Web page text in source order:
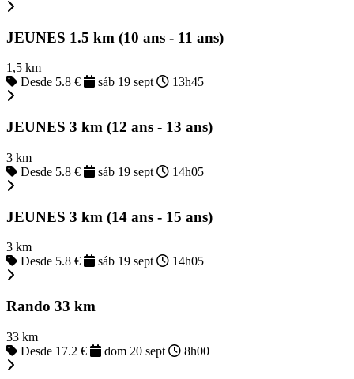
JEUNES 1.5 km (10 ans - 11 ans)
1,5 km
Desde 5.8 €
sáb 19 sept 13h45
JEUNES 3 km (12 ans - 13 ans)
3 km
Desde 5.8 €
sáb 19 sept 14h05
JEUNES 3 km (14 ans - 15 ans)
3 km
Desde 5.8 €
sáb 19 sept 14h05
Rando 33 km
33 km
Desde 17.2 €
dom 20 sept 8h00